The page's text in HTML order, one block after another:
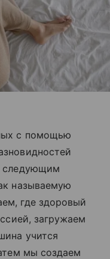
с помощью
следующим
называемую
где здоровый
загружаем
учится
мы создаем